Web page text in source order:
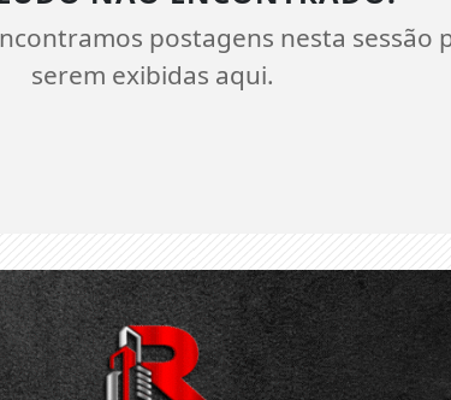
postagens nesta sessão
serem exibidas aqui.